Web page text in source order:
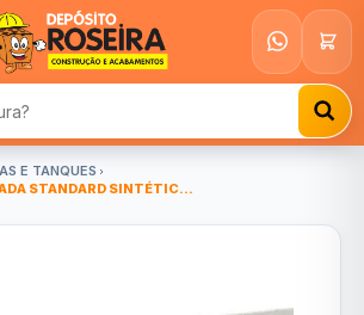
E TANQUES
STANDARD SINTÉTIC...